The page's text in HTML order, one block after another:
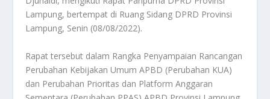
Lampung, bertempat di Ruang Sidang DPRD Provinsi
Lampung, Senin (08/08/2022).
Rapat tersebut dalam Rangka Penyampaian Rancangan
Perubahan Kebijakan Umum APBD (Perubahan KUA)
dan Perubahan Prioritas dan Platform Anggaran